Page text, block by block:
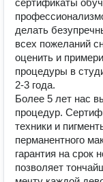
сертификаты
делать
всех пожеланий
оценить и
процедуры в
2-3 года.
Более 5 лет нас
процедур.
техники и
перманентного
гарантия на срок
позволяет